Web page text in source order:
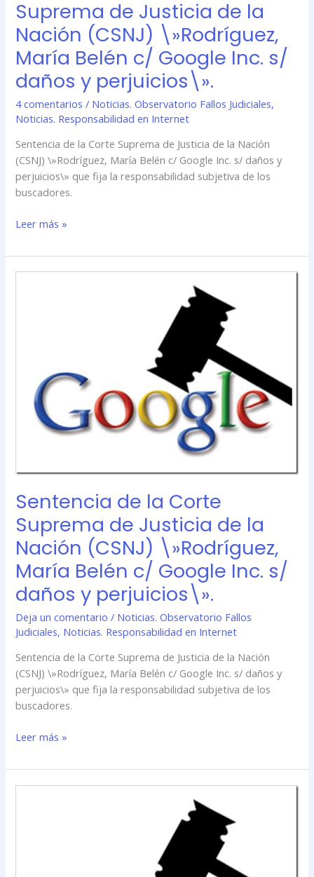
Suprema de Justicia de la
Nación (CSNJ) \»Rodríguez,
María Belén c/ Google Inc. s/
daños y perjuicios\».
4 comentarios / Noticias. Observatorio Fallos Judiciales,
Noticias. Responsabilidad en Internet
Sentencia de la Corte Suprema de Justicia de la Nación
(CSNJ) \»Rodríguez, María Belén c/ Google Inc. s/ daños y
perjuicios\» que fija la responsabilidad subjetiva de los
buscadores.
Google
s/
daños
perjuicios\».
Leer más »
Sentencia de la Corte
Suprema de Justicia de la
Nación (CSNJ) \»Rodríguez,
María Belén c/ Google Inc. s/
daños y perjuicios\».
Deja un comentario / Noticias. Observatorio Fallos
Judiciales, Noticias. Responsabilidad en Internet
Sentencia de la Corte Suprema de Justicia de la Nación
(CSNJ) \»Rodríguez, María Belén c/ Google Inc. s/ daños y
perjuicios\» que fija la responsabilidad subjetiva de los
buscadores.
Justicia
Nación
María
c/
Google
s/
daños
perjuicios\».
Leer más »